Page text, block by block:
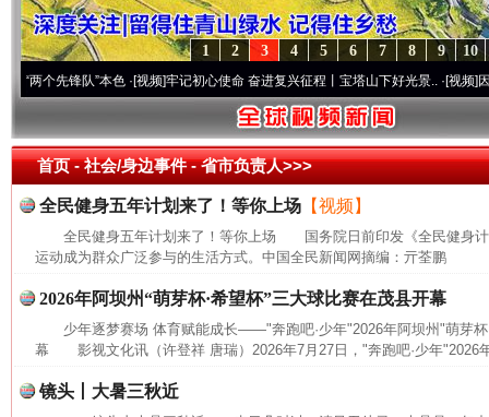
10
9
8
7
6
5
4
3
2
1
先锋队”本色·[视频]牢记初心使命 奋进复兴征程丨宝塔山下好光景..·[视频]因党而
首页- 社会/身边事件 -省市负责人>>>
全民健身五年计划来了！等你上场 【视频】
全民健身五年计划来了！等你上场 国务院日前印发《全民健身计
运动成为群众广泛参与的生活方式。中国全民新闻网摘编：亓荃鹏
2026年阿坝州“萌芽杯·希望杯”三大球比赛在茂县开幕
少年逐梦赛场 体育赋能成长——"奔跑吧·少年"2026年阿坝州"萌芽
幕 影视文化讯（许登祥 唐瑞）2026年7月27日，"奔跑吧·少年"2026
镜头丨大暑三秋近